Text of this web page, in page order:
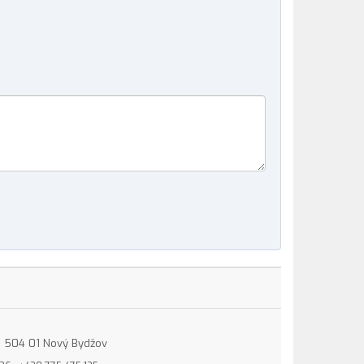
504 01 Nový Bydžov